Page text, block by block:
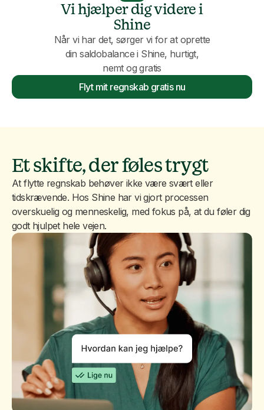
Vi hjælper dig videre i
Shine
Når vi har det, sørger vi for at oprette
din saldobalance i Shine, hurtigt,
nemt og gratis
Flyt mit regnskab gratis nu
Et skifte, der føles trygt
At flytte regnskab behøver ikke være svært eller
tidskrævende. Hos Shine har vi gjort processen
overskuelig og menneskelig, med fokus på, at du føler dig
godt hjulpet hele vejen.